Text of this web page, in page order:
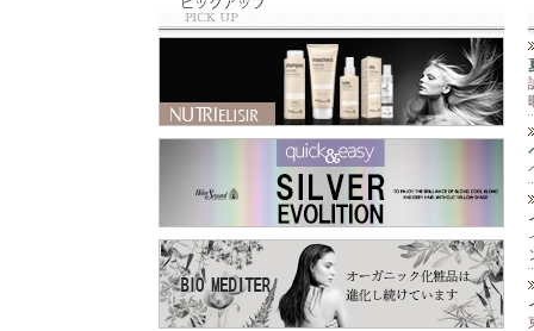
商品✨⁡⁡ トリミング
の先生に⁡ ⁡お教え頂
いた⁡ ⁡シャンプー＆
スリッカー⁡ ⁡シャン
プーは⁡ ⁡@labnat_ja
pan さん😊⁡ ⁡スリッ
カーは⁡ ⁡@beards.ll
c さん😊⁡ ⁡シャンプ
ーは、オーガニッ
クで⁡ ⁡とても優しい
成分なのに⁡ ⁡トリー
トメントなくても⁡ ⁡
さらふわに仕上が
り、しかも⁡ ⁡汚れが
手につけると泡が
なくなって水々し
くてとても手がし
っとり艶々に🫶 そ
して爪もピカピカ
✨💅 手肌が痛む前
に守ってくれます
😉 これ一本で『保
護と保湿』の両方
が出来るので一年
中使えます😊 お顔
以外の乾燥が気に
なる所にも使えま